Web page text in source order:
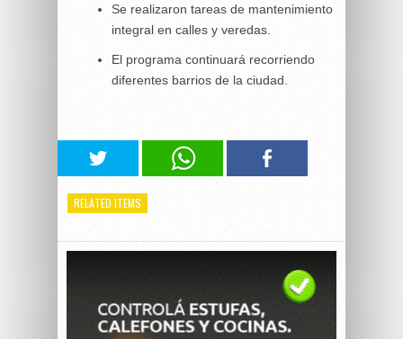
Se realizaron tareas de mantenimiento
integral en calles y veredas.
El programa continuará recorriendo
diferentes barrios de la ciudad.
RELATED ITEMS